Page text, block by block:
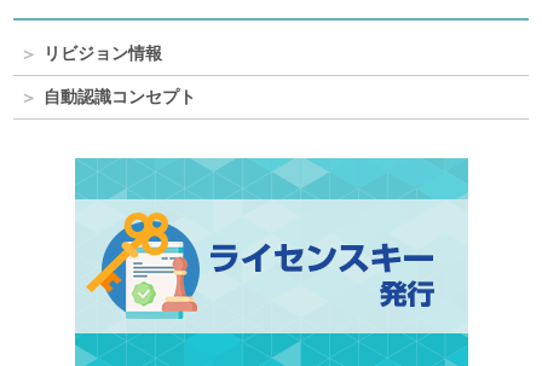
リビジョン情報
自動認識コンセプト